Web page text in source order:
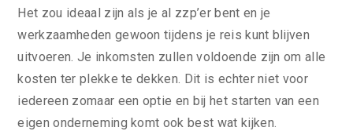
Het zou ideaal zijn als je al zzp’er bent en je
werkzaamheden gewoon tijdens je reis kunt blijven
uitvoeren. Je inkomsten zullen voldoende zijn om alle
kosten ter plekke te dekken. Dit is echter niet voor
iedereen zomaar een optie en bij het starten van een
eigen onderneming komt ook best wat kijken.